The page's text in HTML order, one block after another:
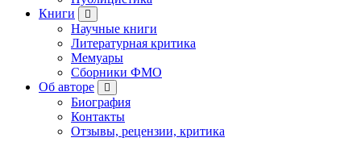
Книги
Научные книги
Литературная критика
Мемуары
Сборники ФМО
Об авторе
Биография
Контакты
Отзывы, рецензии, критика